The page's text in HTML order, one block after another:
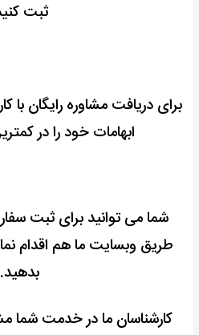
ثبت
برای دریافت مشاوره رایگان با
ابهامات خود را در
شما می توانید برای ثبت
طریق وبسایت ما هم اقدام
بدهید.
کارشناسان ما در خدمت شما